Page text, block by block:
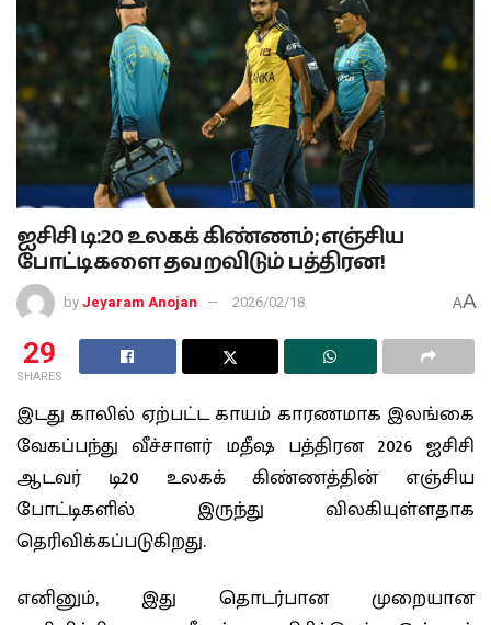
ஐசிசி டி:20 உலகக் கிண்ணம்; எஞ்சிய
போட்டிகளை தவறவிடும் பத்திரன!
by Jeyaram Anojan 2026/02/18 AA
29
SHARES
இடது காலில் ஏற்பட்ட காயம் காரணமாக இலங்கை
வேகப்பந்து வீச்சாளர் மதீஷ பத்திரன 2026 ஐசிசி
ஆடவர் டி20 உலகக் கிண்ணத்தின் எஞ்சிய
போட்டிகளில் இருந்து விலகியுள்ளதாக
தெரிவிக்கப்படுகிறது.
எனினும், இது தொடர்பான முறையான